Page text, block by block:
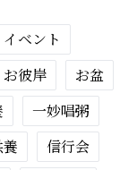
イベント
お彼岸
お盆
一妙唱粥
信行会